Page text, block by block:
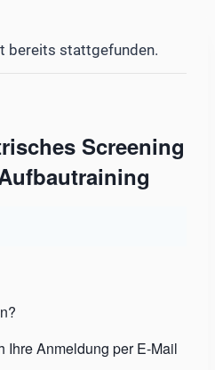
bereits stattgefunden.
Screening
Ihre Anmeldung per E-Mail